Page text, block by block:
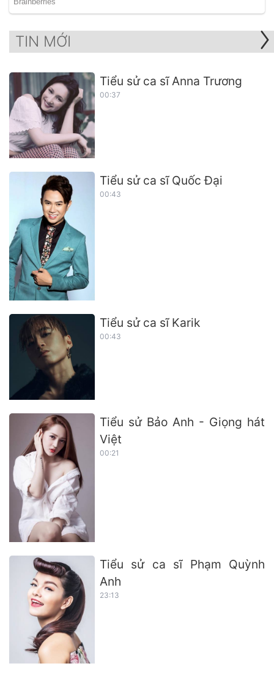
TIN MỚI
Tiểu sử ca sĩ Anna Trương
00:37
Tiểu sử ca sĩ Quốc Đại
00:43
Tiểu sử ca sĩ Karik
00:43
Tiểu sử Bảo Anh - Giọng hát
Việt
00:21
Tiểu sử ca sĩ Phạm Quỳnh
Anh
23:13